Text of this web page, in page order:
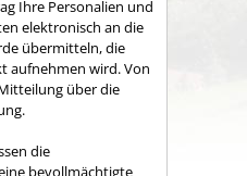
Ihre Personalien und
elektronisch an die
übermitteln, die
aufnehmen wird. Von
über die
die
bevollmächtigte